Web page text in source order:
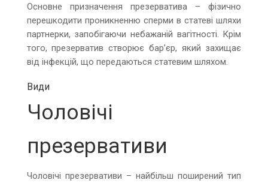
Основне призначення презерватива – фізично
перешкодити проникненню сперми в статеві шляхи
партнерки, запобігаючи небажаній вагітності. Крім
того, презерватив створює бар’єр, який захищає
від інфекцій, що передаються статевим шляхом.
Види
Чоловічі
презервативи
Чоловічі презервативи – найбільш поширений тип